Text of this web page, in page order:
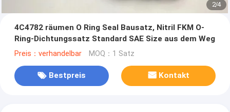
2/4
4C4782 räumen O Ring Seal Bausatz, Nitril FKM O-
Ring-Dichtungssatz Standard SAE Size aus dem Weg
Preis：verhandelbar MOQ：1 Satz
Bestpreis Kontakt